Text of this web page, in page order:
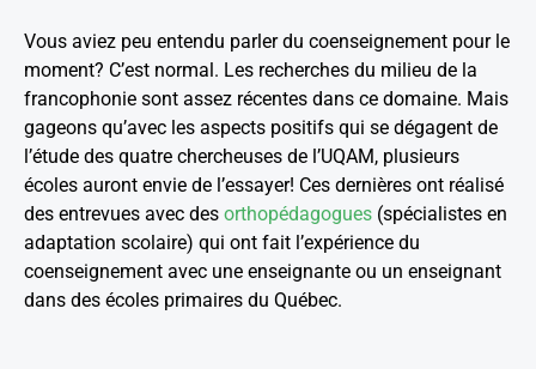
Vous aviez peu entendu parler du coenseignement pour le
moment? C’est normal. Les recherches du milieu de la
francophonie sont assez récentes dans ce domaine. Mais
gageons qu’avec les aspects positifs qui se dégagent de
l’étude des quatre chercheuses de l’UQAM, plusieurs
écoles auront envie de l’essayer! Ces dernières ont réalisé
des entrevues avec des orthopédagogues (spécialistes en
adaptation scolaire) qui ont fait l’expérience du
coenseignement avec une enseignante ou un enseignant
dans des écoles primaires du Québec.